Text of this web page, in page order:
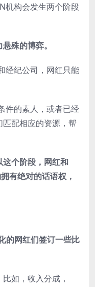
机构会发生两个阶段
殊的博弈。
经纪公司，网红只能
件的素人，或者已经
配相应的资源，帮
这个阶段，网红和
有绝对的话语权，
的网红们签订一些比
如，收入分成，